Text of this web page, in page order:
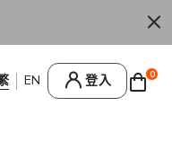
香 港 / 澳 門 訂 單 滿
登入 0